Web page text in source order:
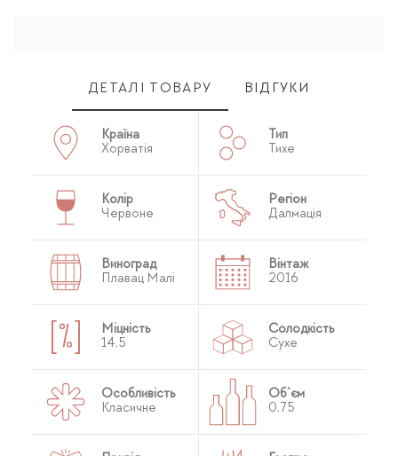
ДЕТАЛІ ТОВАРУ ВІДГУКИ
Країна
Хорватія
Тип
Тихе
Колір
Червоне
Регіон
Далмація
Виноград
Плавац Малі
Вінтаж
2016
Міцність
14,5
Солодкість
Сухе
Особливість
Класичне
Об`єм
0,75